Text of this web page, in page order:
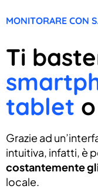
MONITORARE CON
Ti
tablet o
Grazie ad
intuitiva, infatti, è
costantemente
locale.